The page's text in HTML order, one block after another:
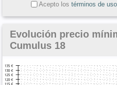
Acepto los términos de uso
Evolución precio
Cumulus 18